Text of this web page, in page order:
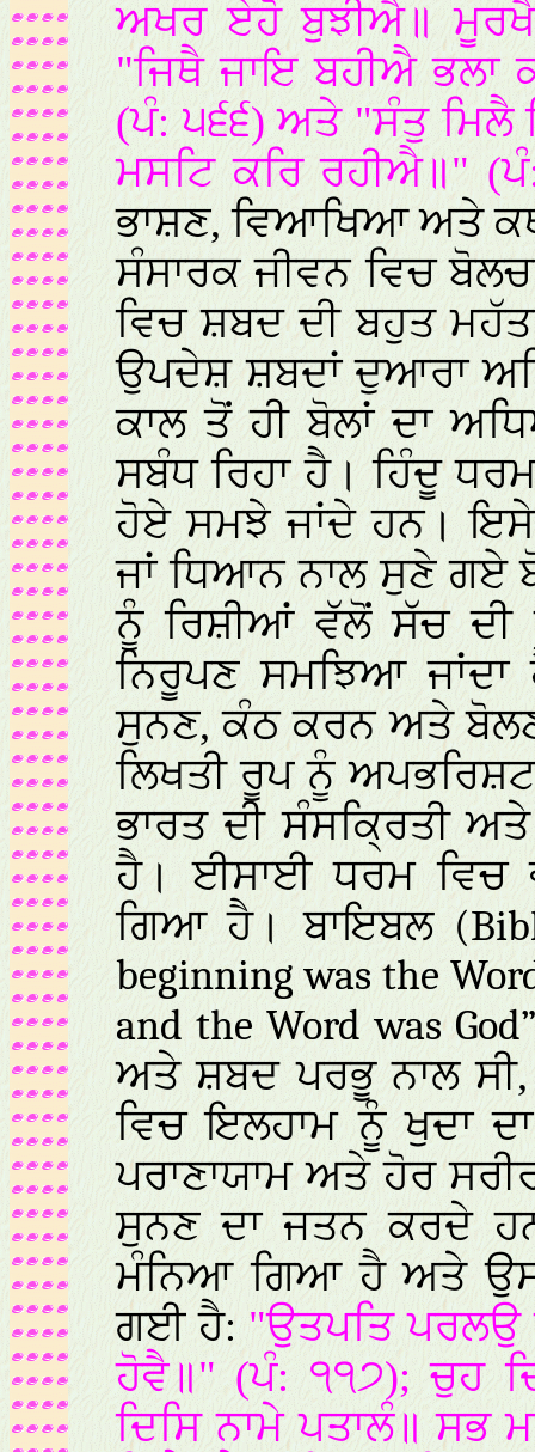
ਅਖਰ ਏਹੋ ਬੁਝੀਐ॥
"ਜਿਥੈ ਜਾਇ ਬਹੀਐ ਭਲਾ
(ਪੰ: ੫੬੬) ਅਤੇ "ਸੰਤੁ
ਮਸਟਿ ਕਰਿ ਰਹੀਐ॥"
ਭਾਸ਼ਣ, ਵਿਆਖਿਆ ਅਤੇ
ਸੰਸਾਰਕ ਜੀਵਨ ਵਿਚ
ਵਿਚ ਸ਼ਬਦ ਦੀ ਬਹੁਤ
ਉਪਦੇਸ਼ ਸ਼ਬਦਾਂ ਦੁਆਰਾ
ਕਾਲ ਤੋਂ ਹੀ ਬੋਲਾਂ ਦਾ
ਸਬੰਧ ਰਿਹਾ ਹੈ। ਹਿੰਦੂ
ਹੋਏ ਸਮਝੇ ਜਾਂਦੇ ਹਨ। ਇਸੇ
ਜਾਂ ਧਿਆਨ ਨਾਲ ਸੁਣੇ
ਨੂੰ ਰਿਸ਼ੀਆਂ ਵੱਲੋਂ ਸੱਚ ਦੀ
ਨਿਰੂਪਣ ਸਮਝਿਆ
ਸੁਨਣ, ਕੰਠ ਕਰਨ ਅਤੇ
ਲਿਖਤੀ ਰੂਪ ਨੂੰ
ਭਾਰਤ ਦੀ ਸੰਸਕ੍ਰਿਤੀ
ਹੈ। ਈਸਾਈ ਧਰਮ
ਗਿਆ ਹੈ। ਬਾਇਬਲ
beginning was the
and the Word was
ਅਤੇ ਸ਼ਬਦ ਪਰਭੂ ਨਾਲ
ਵਿਚ ਇਲਹਾਮ ਨੂੰ ਖੁਦਾ
ਪਰਾਣਾਯਾਮ ਅਤੇ ਹੋਰ
ਸੁਨਣ ਦਾ ਜਤਨ ਕਰਦੇ
ਮੰਨਿਆ ਗਿਆ ਹੈ ਅਤੇ ਉਸ
ਗਈ ਹੈ: "ਉਤਪਤਿ ਪਰਲਉ
ਹੋਵੈ॥" (ਪੰ: ੧੧੭); ਚੁਹ
ਦਿਸਿ ਨਾਮੇ ਪਤਾਲੰ॥ ਸਭ